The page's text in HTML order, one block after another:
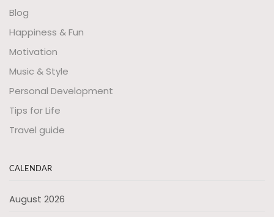
Blog
Happiness & Fun
Motivation
Music & Style
Personal Development
Tips for Life
Travel guide
CALENDAR
August 2026